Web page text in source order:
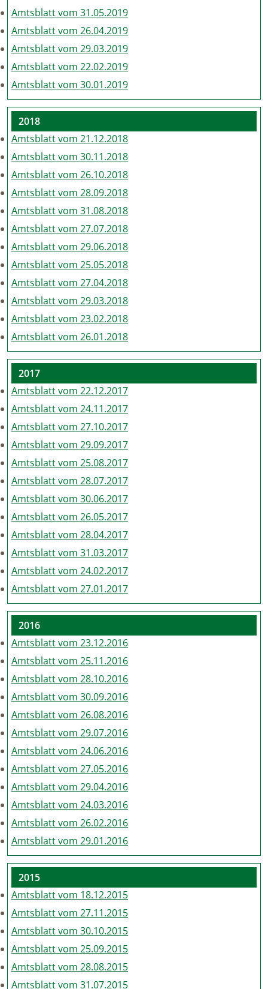
Amtsblatt vom 31.05.2019
Amtsblatt vom 26.04.2019
Amtsblatt vom 29.03.2019
Amtsblatt vom 22.02.2019
Amtsblatt vom 30.01.2019
2018
Amtsblatt vom 21.12.2018
Amtsblatt vom 30.11.2018
Amtsblatt vom 26.10.2018
Amtsblatt vom 28.09.2018
Amtsblatt vom 31.08.2018
Amtsblatt vom 27.07.2018
Amtsblatt vom 29.06.2018
Amtsblatt vom 25.05.2018
Amtsblatt vom 27.04.2018
Amtsblatt vom 29.03.2018
Amtsblatt vom 23.02.2018
Amtsblatt vom 26.01.2018
2017
Amtsblatt vom 22.12.2017
Amtsblatt vom 24.11.2017
Amtsblatt vom 27.10.2017
Amtsblatt vom 29.09.2017
Amtsblatt vom 25.08.2017
Amtsblatt vom 28.07.2017
Amtsblatt vom 30.06.2017
Amtsblatt vom 26.05.2017
Amtsblatt vom 28.04.2017
Amtsblatt vom 31.03.2017
Amtsblatt vom 24.02.2017
Amtsblatt vom 27.01.2017
2016
Amtsblatt vom 23.12.2016
Amtsblatt vom 25.11.2016
Amtsblatt vom 28.10.2016
Amtsblatt vom 30.09.2016
Amtsblatt vom 26.08.2016
Amtsblatt vom 29.07.2016
Amtsblatt vom 24.06.2016
Amtsblatt vom 27.05.2016
Amtsblatt vom 29.04.2016
Amtsblatt vom 24.03.2016
Amtsblatt vom 26.02.2016
Amtsblatt vom 29.01.2016
2015
Amtsblatt vom 18.12.2015
Amtsblatt vom 27.11.2015
Amtsblatt vom 30.10.2015
Amtsblatt vom 25.09.2015
Amtsblatt vom 28.08.2015
Amtsblatt vom 31.07.2015